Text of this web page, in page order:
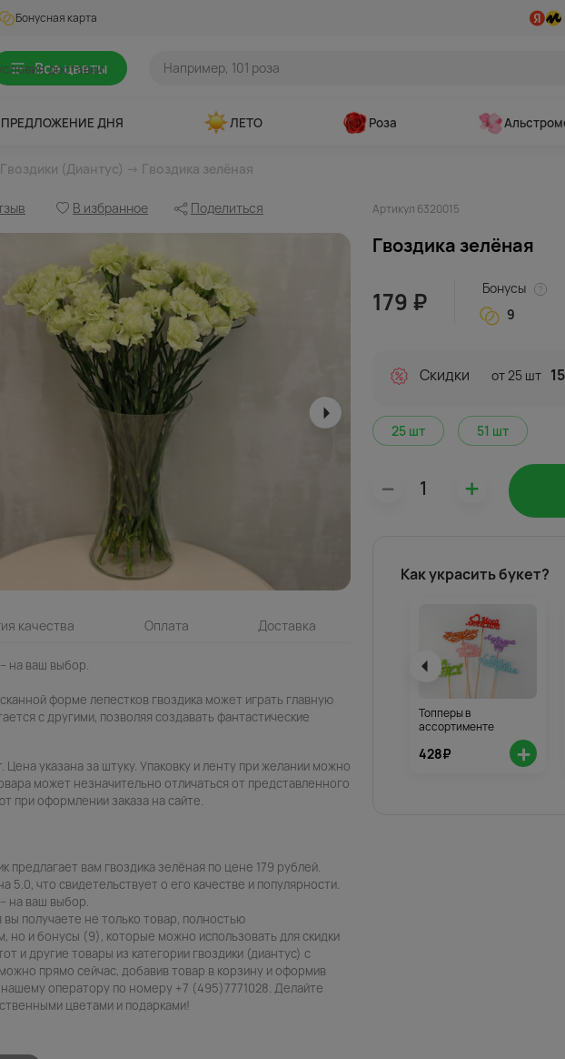
доставки
Бонусная карта
Все цветы
ПРЕДЛОЖЕНИЕ ДНЯ ЛЕТО Роза
Гвоздики (Диантус) → Гвоздика зелёная
В избранное Поделиться Артикул 6320015
Гарантия качества Оплата Доставка
на ваш выбор.
форме лепестков гвоздика может играть главную
с другими, позволяя создавать фантастические
Цена указана за штуку. Упаковку и ленту при желании можно
может незначительно отличаться от представленного
при оформлении заказа на сайте.
предлагает вам гвоздика зелёная по цене 179 рублей.
5.0, что свидетельствует о его качестве и популярности.
на ваш выбор.
получаете не только товар, полностью
но и бонусы (9), которые можно использовать для скидки
и другие товары из категории гвоздики (диантус) с
прямо сейчас, добавив товар в корзину и оформив
оператору по номеру +7 (495)7771028. Делайте
цветами и подарками!
Гвоздика зелёная
179 ₽
Бонусы
9
Скидки от 25 шт
25 шт 51 шт
– +
Как украсить букет?
Топперы в
ассортименте
428₽ +